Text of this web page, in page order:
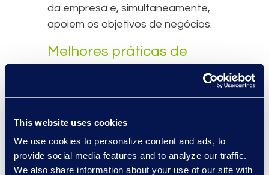
This website uses cookies
We use cookies to personalize content and ads, to
provide social media features and to analyze our traffic.
We also share information about your use of our site with
da empresa e, simultaneamente,
apoiem os objetivos de negócios.
Melhores práticas de
À medida que os departamentos
jurídicos enfrentam pressão para
demonstrar valor, o controle de